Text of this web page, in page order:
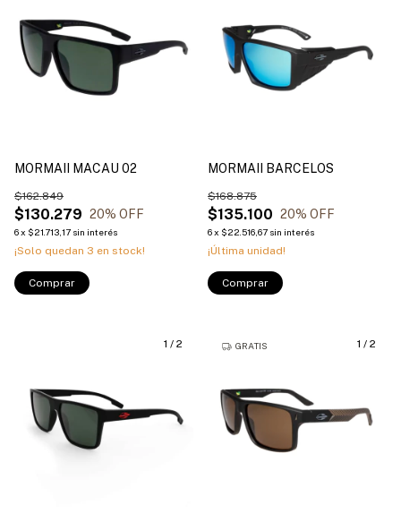
MORMAII MACAU 02
$130.279
$162.849
20% OFF
6x $21.713,17 sin interés
¡Solo quedan 3 en stock!
Comprar
MORMAII BARCELOS
$135.100
$168.875
20% OFF
6x $22.516,67 sin interés
¡Última unidad!
Comprar
1 / 2 1 / 2
GRATIS